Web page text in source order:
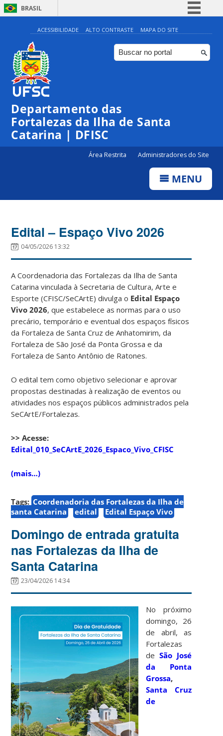
BRASIL
Simplifique!
Comunica BR
Participe
ACESSIBILIDADE ALTO CONTRASTE MAPA DO SITE
Departamento das
Fortalezas da Ilha de Santa
Catarina | DFISC
Área Restrita Administradores do Site
MENU
Edital – Espaço Vivo 2026
04/05/2026 13:32
A Coordenadoria das Fortalezas da Ilha de Santa
Catarina vinculada à Secretaria de Cultura, Arte e
Esporte (CFISC/SeCArtE) divulga o Edital Espaço
Vivo 2026, que estabelece as normas para o uso
precário, temporário e eventual dos espaços físicos
da Fortaleza de Santa Cruz de Anhatomirim, da
Fortaleza de São José da Ponta Grossa e da
Fortaleza de Santo Antônio de Ratones.
O edital tem como objetivo selecionar e aprovar
propostas destinadas à realização de eventos ou
atividades nos espaços públicos administrados pela
SeCArtE/Fortalezas.
>> Acesse:
Edital_010_SeCArtE_2026_Espaco_Vivo_CFISC
(mais…)
Tags: Coordenadoria das Fortalezas da Ilha de
santa Catarina
edital Edital Espaço Vivo
Domingo de entrada gratuita
nas Fortalezas da Ilha de
Santa Catarina
23/04/2026 14:34
No próximo
domingo, 26
de abril, as
Fortalezas
deSão José
da Ponta
Grossa,
Santa Cruz
de